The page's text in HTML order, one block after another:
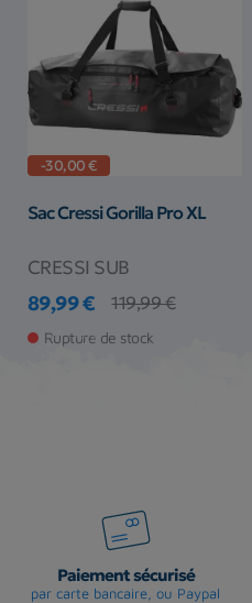
-30,00 €
Sac Cressi Gorilla Pro XL
CRESSI SUB
Prix
89,99 €
Prix de base
119,99 €
Rupture de stock
Paiement sécurisé
par carte bancaire, ou Paypal